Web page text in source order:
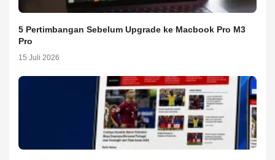
5 Pertimbangan Sebelum Upgrade ke Macbook Pro M3
Pro
15 Juli 2026